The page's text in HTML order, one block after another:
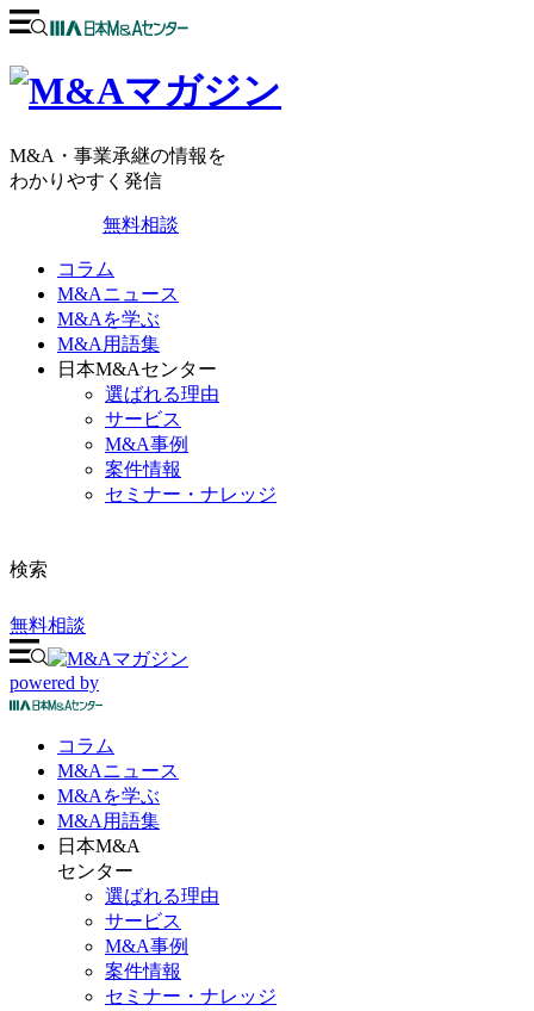
M&A・事業承継の情報を
わかりやすく発信
無料相談
コラム
M&Aニュース
M&Aを学ぶ
M&A用語集
日本M&Aセンター
選ばれる理由
サービス
M&A事例
案件情報
セミナー・ナレッジ
検索
無料相談
powered by
コラム
M&Aニュース
M&Aを学ぶ
M&A 用語集
日本M&A
センター
選ばれる理由
サービス
M&A事例
案件情報
セミナー・ナレッジ